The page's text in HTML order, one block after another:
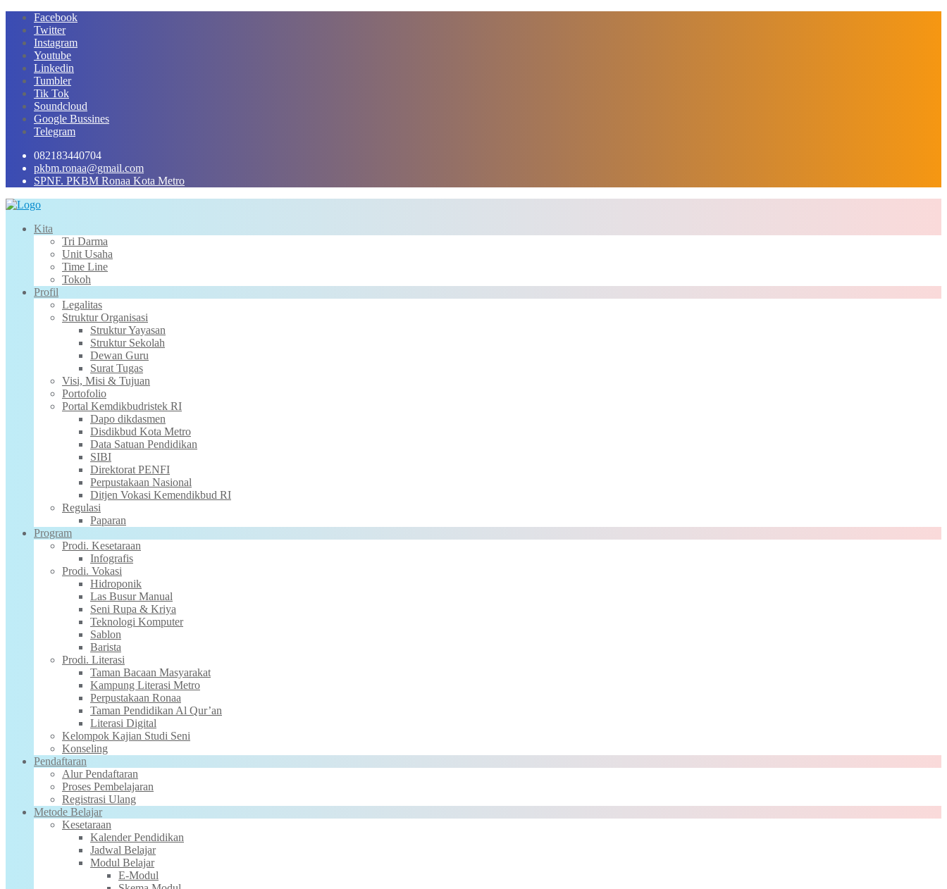
Skip
content
Facebook
Twitter
Instagram
Youtube
Linkedin
Tumbler
Tik Tok
Soundcloud
Google Bussines
Telegram
082183440704
pkbm.ronaa@gmail.com
SPNF. PKBM Ronaa Kota Metro
Kita
Tri Darma
Unit Usaha
Time Line
Tokoh
Profil
Legalitas
Struktur Organisasi
Struktur Yayasan
Struktur Sekolah
Dewan Guru
Surat Tugas
Visi, Misi & Tujuan
Portofolio
Portal Kemdikbudristek RI
Dapo dikdasmen
Disdikbud Kota Metro
Data Satuan Pendidikan
SIBI
Direktorat PENFI
Perpustakaan Nasional
Ditjen Vokasi Kemendikbud RI
Regulasi
Paparan
Program
Prodi. Kesetaraan
Infografis
Prodi. Vokasi
Hidroponik
Las Busur Manual
Seni Rupa & Kriya
Teknologi Komputer
Sablon
Barista
Prodi. Literasi
Taman Bacaan Masyarakat
Kampung Literasi Metro
Perpustakaan Ronaa
Taman Pendidikan Al Qur’an
Literasi Digital
Kelompok Kajian Studi Seni
Konseling
Pendaftaran
Alur Pendaftaran
Proses Pembelajaran
Registrasi Ulang
Metode Belajar
Kesetaraan
Kalender Pendidikan
Jadwal Belajar
Modul Belajar
E-Modul